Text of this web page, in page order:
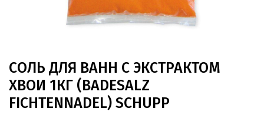
СОЛЬ ДЛЯ ВАНН С ЭКСТРАКТОМ
ХВОИ 1КГ (BADESALZ
FICHTENNADEL) SCHUPP